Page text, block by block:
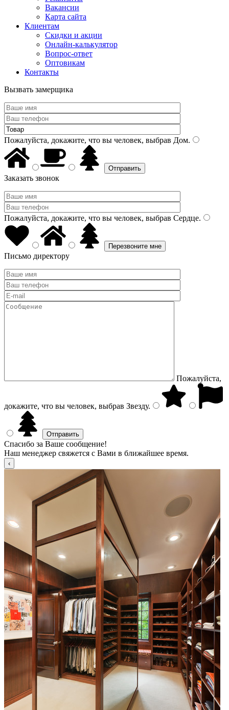
Вакансии
Карта сайта
Клиентам
Скидки и акции
Онлайн-калькулятор
Вопрос-ответ
Оптовикам
Контакты
Вызвать замерщика
Пожалуйста, докажите, что вы человек, выбрав Дом.
Заказать звонок
Пожалуйста, докажите, что вы человек, выбрав Сердце.
Письмо директору
Пожалуйста,
докажите, что вы человек, выбрав Звезду.
Спасибо за Ваше сообщение!
Наш менеджер свяжется с Вами в ближайшее время.